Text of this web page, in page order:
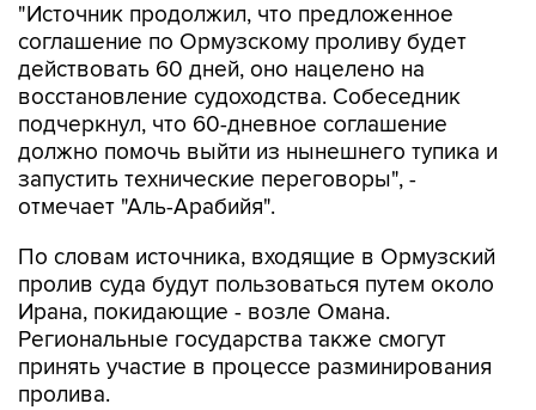
"Источник продолжил, что предложенное
соглашение по Ормузскому проливу будет
действовать 60 дней, оно нацелено на
восстановление судоходства. Собеседник
подчеркнул, что 60-дневное соглашение
должно помочь выйти из нынешнего тупика и
запустить технические переговоры", -
отмечает "Аль-Арабийя".
По словам источника, входящие в Ормузский
пролив суда будут пользоваться путем около
Ирана, покидающие - возле Омана.
Региональные государства также смогут
принять участие в процессе разминирования
пролива.